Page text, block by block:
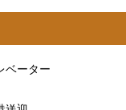
ベーター